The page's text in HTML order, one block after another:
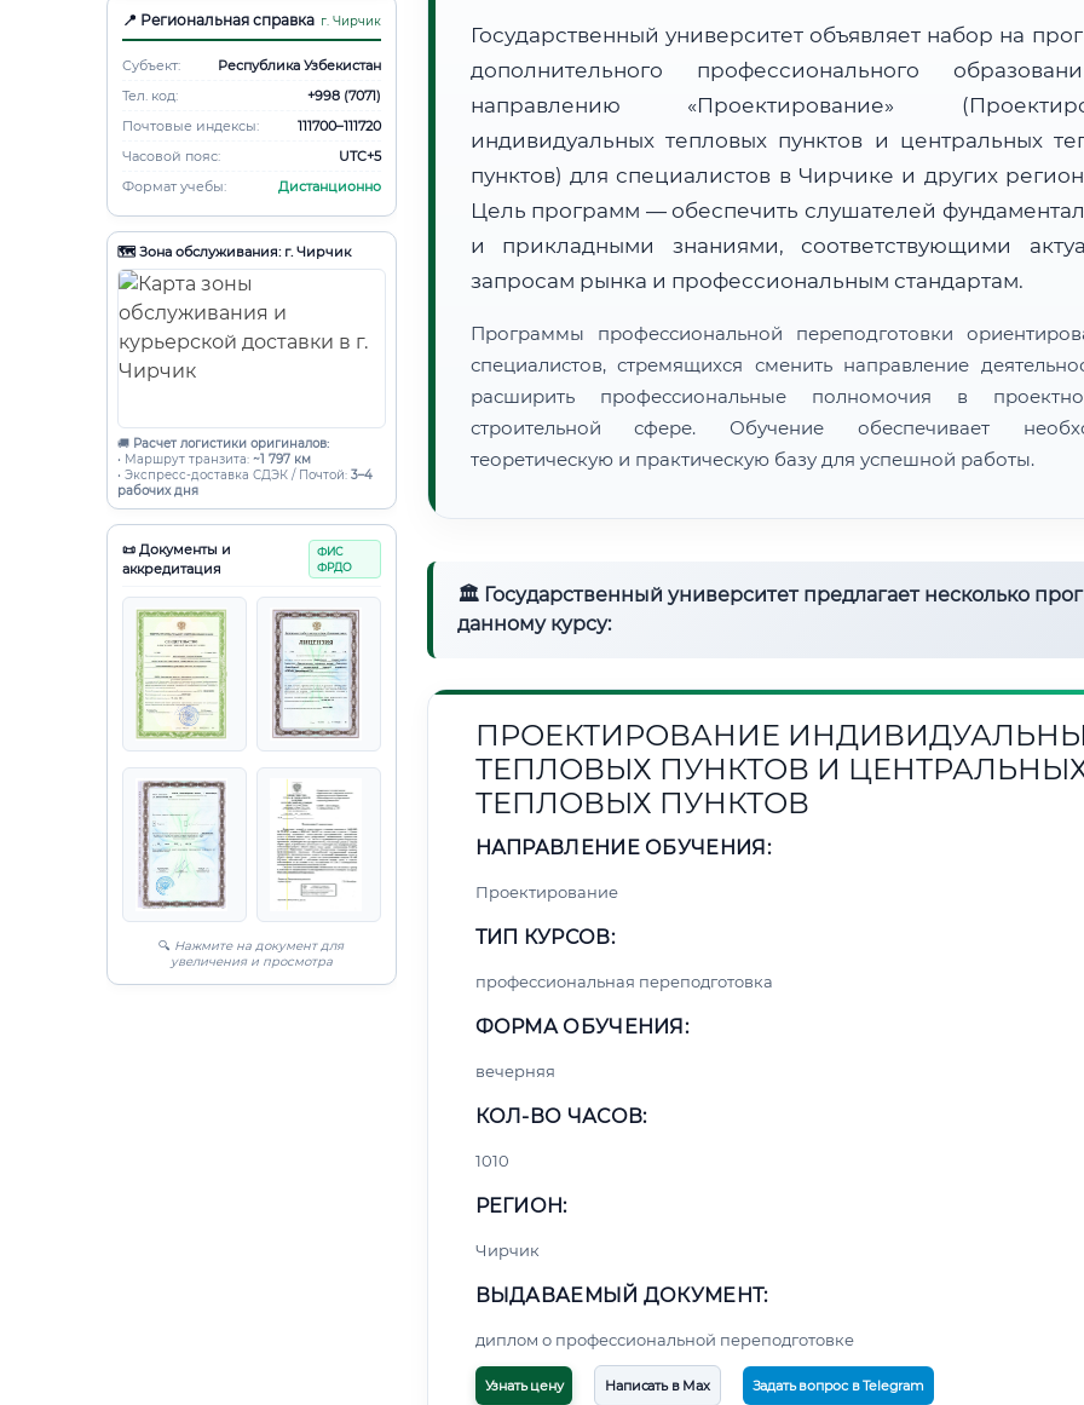
📍 Региональная справка г. Чирчик
Субъект:
Республика Узбекистан
Тел. код:
+998 (7071)
Почтовые индексы:
111700–111720
Часовой пояс:
UTC+5
Формат учебы:
Дистанционно
🗺️ Зона обслуживания: г. Чирчик
🚚 Расчет логистики оригиналов:
• Маршрут транзита: ~1 797 км
• Экспресс-доставка СДЭК / Почтой: 3–4
рабочих дня
📜 Документы и
аккредитация
ФИС
ФРДО
🔍 Нажмите на документ для
увеличения и просмотра
Государственный университет объявляет набор на
дополнительного профессионального
направлению «Проектирование»
индивидуальных тепловых пунктов и центральных
пунктов) для специалистов в Чирчике и других
Цель программ — обеспечить слушателей
и прикладными знаниями, соответствующими
запросам рынка и профессиональным стандартам.
Программы профессиональной переподготовки
специалистов, стремящихся сменить направление
расширить профессиональные полномочия в
строительной сфере. Обучение обеспечивает
теоретическую и практическую базу для успешной работы.
🏛 Государственный университет предлагает несколько
данному курсу:
ПРОЕКТИРОВАНИЕ
ТЕПЛОВЫХ ПУНКТОВ И
ТЕПЛОВЫХ ПУНКТОВ
НАПРАВЛЕНИЕ ОБУЧЕНИЯ:
Проектирование
ТИП КУРСОВ:
профессиональная переподготовка
ФОРМА ОБУЧЕНИЯ:
вечерняя
КОЛ-ВО ЧАСОВ:
1010
РЕГИОН:
Чирчик
ВЫДАВАЕМЫЙ ДОКУМЕНТ:
диплом о профессиональной переподготовке
Узнать цену Написать в Max Задать вопрос в Telegram